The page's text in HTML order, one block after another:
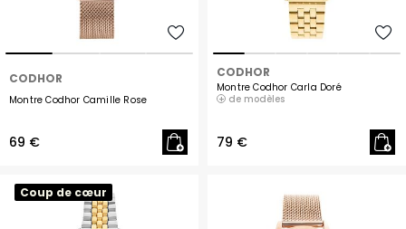
CODHOR
Montre Codhor Camille Rose
69 €
CODHOR
Montre Codhor Carla Doré
de modèles
79 €
Coup de cœur